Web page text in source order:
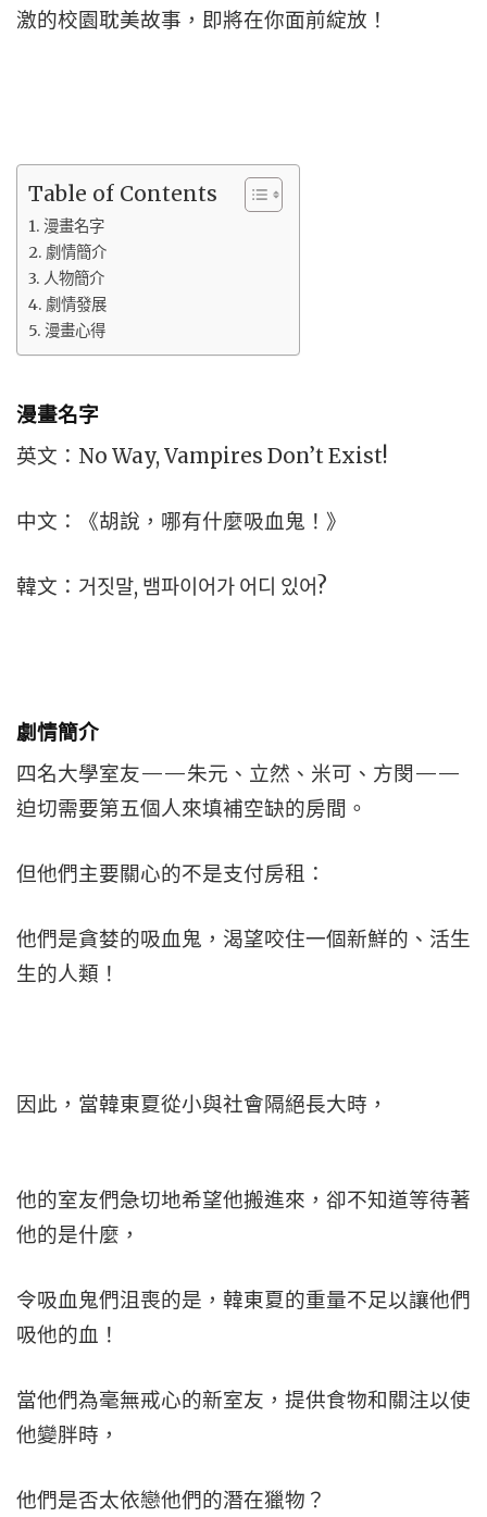
激的校園耽美故事，即將在你面前綻放！
Table of Contents
漫畫名字
劇情簡介
人物簡介
劇情發展
漫畫心得
漫畫名字
英文：No Way, Vampires Don’t Exist!
中文：《胡說，哪有什麼吸血鬼！》
韓文：거짓말, 뱀파이어가 어디 있어?
劇情簡介
四名大學室友——朱元、立然、米可、方閔——
迫切需要第五個人來填補空缺的房間。
但他們主要關心的不是支付房租：
他們是貪婪的吸血鬼，渴望咬住一個新鮮的、活生
生的人類！
因此，當韓東夏從小與社會隔絕長大時，
他的室友們急切地希望他搬進來，卻不知道等待著
他的是什麼，
令吸血鬼們沮喪的是，韓東夏的重量不足以讓他們
吸他的血！
當他們為毫無戒心的新室友，提供食物和關注以使
他變胖時，
他們是否太依戀他們的潛在獵物？